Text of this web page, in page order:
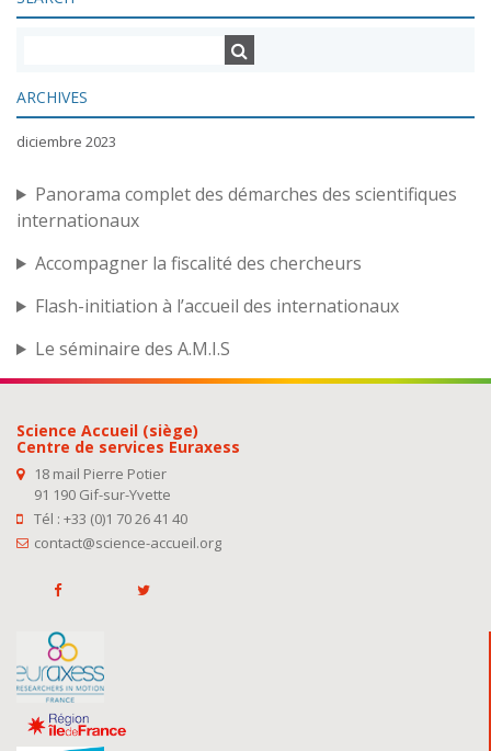
ARCHIVES
diciembre 2023
Panorama complet des démarches des scientifiques
internationaux
Accompagner la fiscalité des chercheurs
Flash-initiation à l’accueil des internationaux
Le séminaire des A.M.I.S
Science Accueil (siège)
Centre de services Euraxess
18 mail Pierre Potier
91 190 Gif-sur-Yvette
Tél : +33 (0)1 70 26 41 40
contact@science-accueil.org